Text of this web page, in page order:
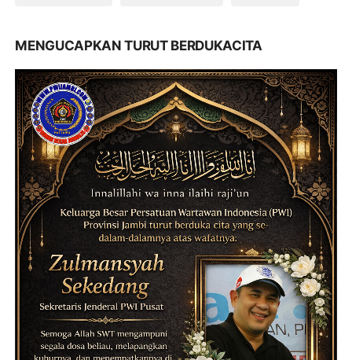
MENGUCAPKAN TURUT BERDUKACITA